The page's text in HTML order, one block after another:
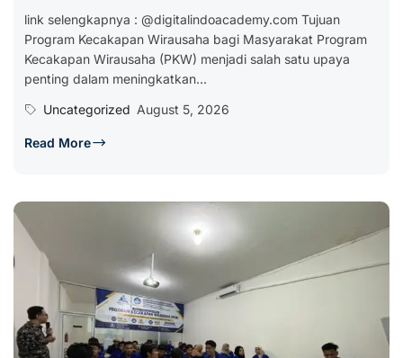
link selengkapnya : @digitalindoacademy.com Tujuan
Program Kecakapan Wirausaha bagi Masyarakat Program
Kecakapan Wirausaha (PKW) menjadi salah satu upaya
penting dalam meningkatkan...
Uncategorized August 5, 2026
Read More